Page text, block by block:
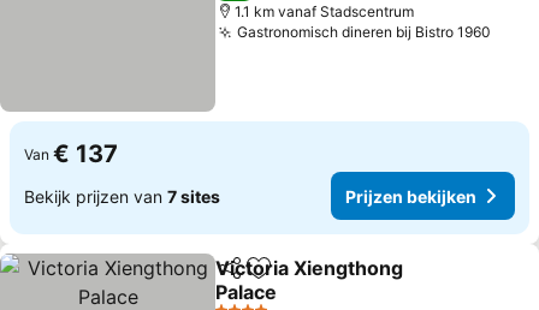
1.1 km vanaf Stadscentrum
Gastronomisch dineren bij Bistro 1960
Van € 137
Bekijk prijzen van 7 sites Prijzen bekijken
DelenToevoegen aan favorieten
Victoria Xiengthong
Palace